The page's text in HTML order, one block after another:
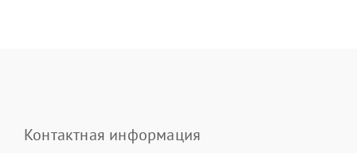
Контактная информация